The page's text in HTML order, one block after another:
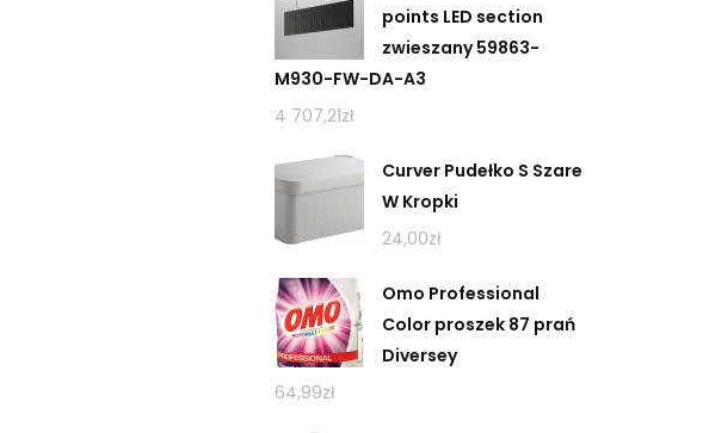
points LED section
zwieszany 59863-
M930-FW-DA-A3
4 707,21zł
Curver Pudełko S Szare
W Kropki
24,00zł
Omo Professional
Color proszek 87 prań
Diversey
64,99zł